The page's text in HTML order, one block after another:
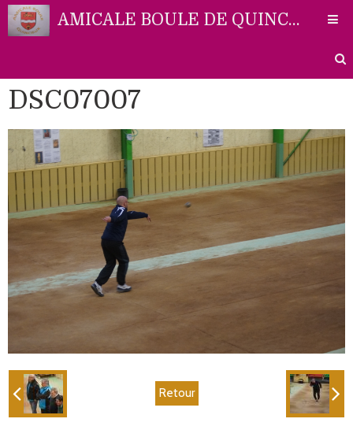
AMICALE BOULE DE QUINCIEUX
Accueil
Liens
Partenaires
Contact
Photos
DSC07007
Retour